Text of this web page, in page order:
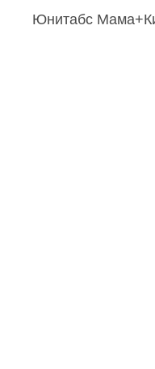
Юнитабс